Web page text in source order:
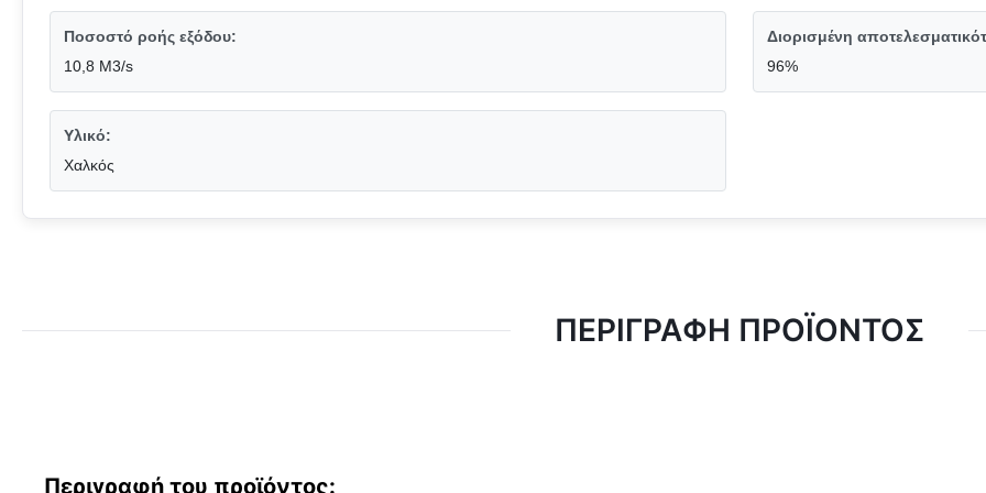
Ποσοστό ροής εξόδου:
10,8 M3/s
Διορισμένη
96%
Υλικό:
Χαλκός
ΠΕΡΙΓΡΑΦΉ ΠΡΟΪΌΝΤΟΣ
Περιγραφή του προϊόντος: